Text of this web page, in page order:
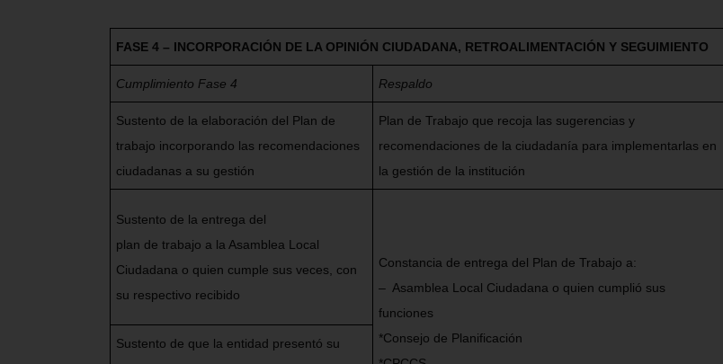
FASE 4 – INCORPORACIÓN DE LA OPINIÓN CIUDADANA, RETROALIMENTACIÓN Y SEGUIMIENTO
Cumplimiento Fase 4 Respaldo
Sustento de la elaboración del Plan de
trabajo incorporando las recomendaciones
ciudadanas a su gestión
Plan de Trabajo que recoja las sugerencias y
recomendaciones de la ciudadanía para implementarlas en
la gestión de la institución
Sustento de la entrega del
plan de trabajo a la Asamblea Local
Ciudadana o quien cumple sus veces, con
su respectivo recibido
Constancia de entrega del Plan de Trabajo a:
– ⁠ ⁠Asamblea Local Ciudadana o quien cumplió sus
funciones
*Consejo de Planificación
Sustento de que la entidad presentó su